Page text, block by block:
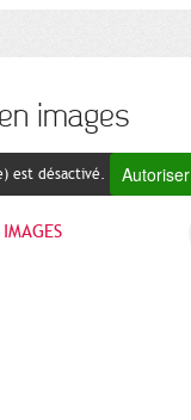
images
est désactivé. Autoriser